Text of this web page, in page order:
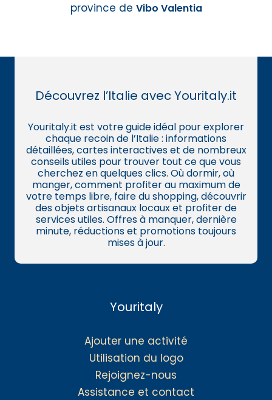
province de Vibo Valentia
Découvrez l’Italie avec Youritaly.it
Youritaly.it est votre guide idéal pour explorer
chaque recoin de l’Italie : informations
détaillées, cartes interactives et de nombreux
conseils utiles pour trouver tout ce que vous
cherchez en quelques clics. Où dormir, où
manger, comment profiter au maximum de
votre temps libre, faire du shopping, découvrir
des objets artisanaux locaux et profiter de
services utiles. Offres à manquer, dernière
minute, réductions et promotions toujours
mises à jour.
Youritaly
Ajouter une activité
Utilisation du logo
Rejoignez-nous
Assistance et contact